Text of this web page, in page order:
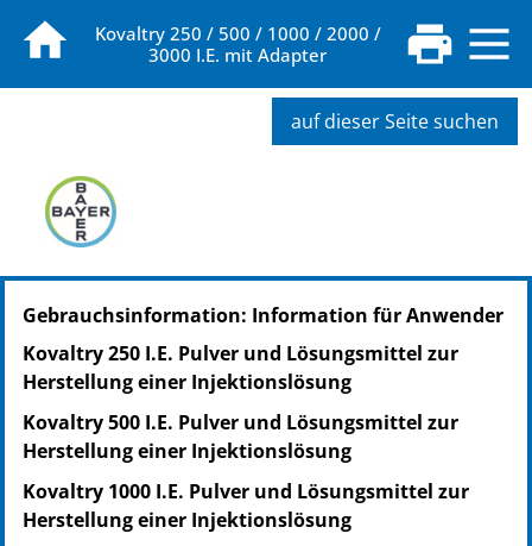
Kovaltry 250 / 500 / 1000 / 2000 /
3000 I.E. mit Adapter
auf dieser Seite suchen
PZN: 11083319
PPN: 111108331952
NTIN: 04150110833190
Gebrauchsinformation: Information für Anwender
Kovaltry 250 I.E. Pulver und Lösungsmittel zur
Herstellung einer Injektionslösung
Kovaltry 500 I.E. Pulver und Lösungsmittel zur
Herstellung einer Injektionslösung
Kovaltry 1000 I.E. Pulver und Lösungsmittel zur
Herstellung einer Injektionslösung